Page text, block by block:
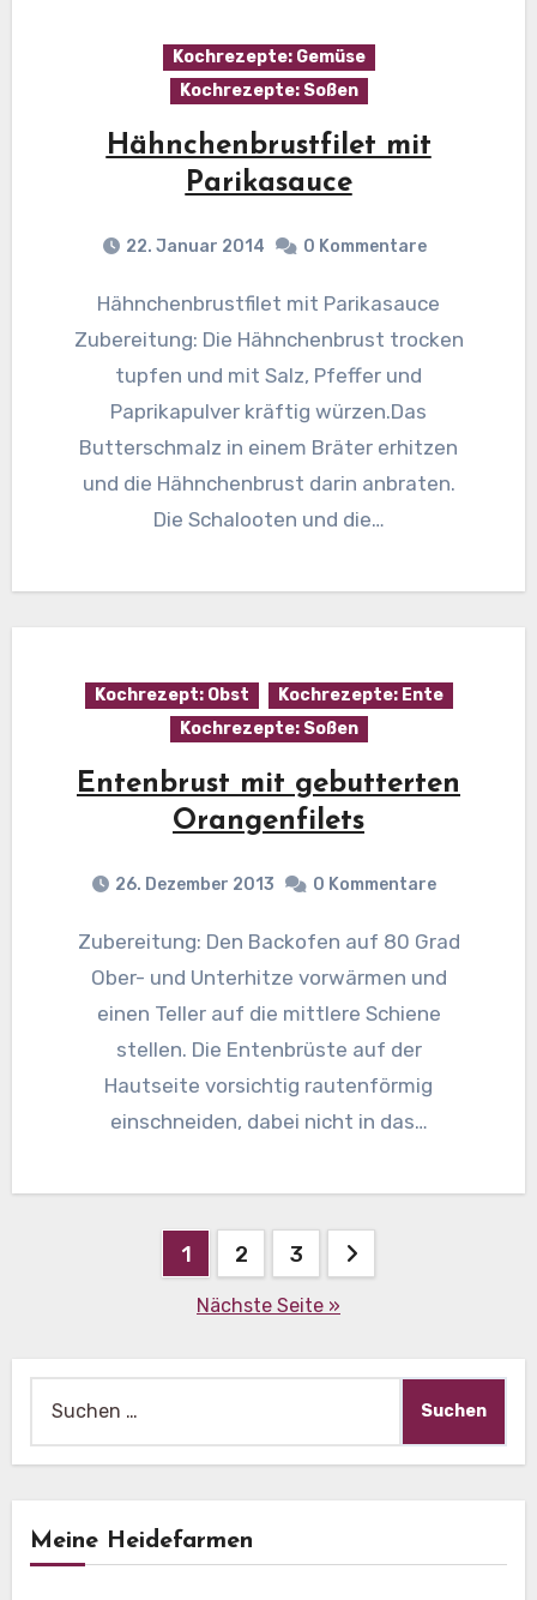
Kochrezepte: Gemüse
Kochrezepte: Soßen
Hähnchenbrustfilet mit
Parikasauce
22. Januar 2014 0 Kommentare
Hähnchenbrustfilet mit Parikasauce
Zubereitung: Die Hähnchenbrust trocken
tupfen und mit Salz, Pfeffer und
Paprikapulver kräftig würzen.Das
Butterschmalz in einem Bräter erhitzen
und die Hähnchenbrust darin anbraten.
Die Schalooten und die…
Kochrezept: Obst
Kochrezepte: Ente
Kochrezepte: Soßen
Entenbrust mit gebutterten
Orangenfilets
26. Dezember 2013 0 Kommentare
Zubereitung: Den Backofen auf 80 Grad
Ober- und Unterhitze vorwärmen und
einen Teller auf die mittlere Schiene
stellen. Die Entenbrüste auf der
Hautseite vorsichtig rautenförmig
einschneiden, dabei nicht in das…
Beitragsnavigation
1 2 3
Nächste Seite »
nach:
Meine Heidefarmen